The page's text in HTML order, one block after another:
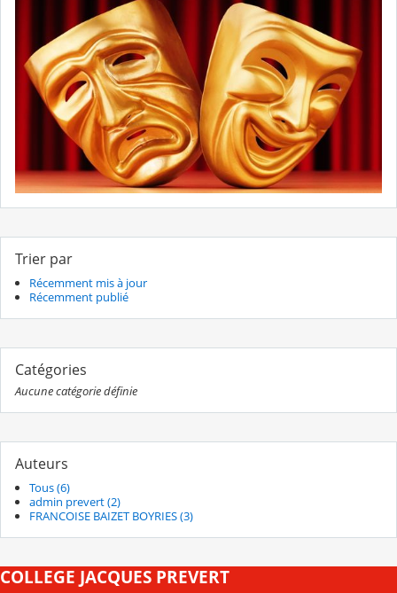
Trier par
Récemment mis à jour
Récemment publié
Catégories
Aucune catégorie définie
Auteurs
Tous (6)
admin prevert (2)
FRANCOISE BAIZET BOYRIES (3)
COLLEGE JACQUES PREVERT